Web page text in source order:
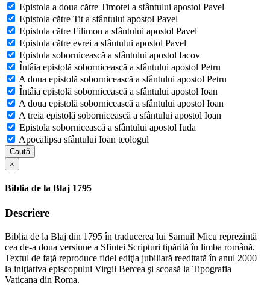
Epistola a doua către Timotei a sfântului apostol Pavel
Epistola către Tit a sfântului apostol Pavel
Epistola către Filimon a sfântului apostol Pavel
Epistola către evrei a sfântului apostol Pavel
Epistola sobornicească a sfântului apostol Iacov
Întâia epistolă sobornicească a sfântului apostol Petru
A doua epistolă sobornicească a sfântului apostol Petru
Întâia epistolă sobornicească a sfântului apostol Ioan
A doua epistolă sobornicească a sfântului apostol Ioan
A treia epistolă sobornicească a sfântului apostol Ioan
Epistola sobornicească a sfântului apostol Iuda
Apocalipsa sfântului Ioan teologul
Caută
×
Biblia de la Blaj 1795
Descriere
Biblia de la Blaj din 1795 în traducerea lui Samuil Micu reprezintă
cea de-a doua versiune a Sfintei Scripturi tipărită în limba română.
Textul de faţă reproduce fidel ediţia jubiliară reeditată în anul 2000
la iniţiativa episcopului Virgil Bercea şi scoasă la Tipografia
Vaticana din Roma.